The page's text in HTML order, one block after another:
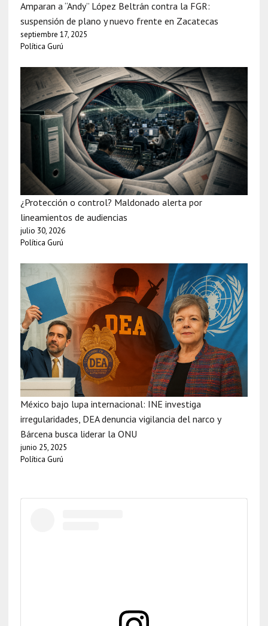
Amparan a “Andy” López Beltrán contra la FGR:
suspensión de plano y nuevo frente en Zacatecas
septiembre 17, 2025
Política Gurú
¿Protección o control? Maldonado alerta por
lineamientos de audiencias
julio 30, 2026
Política Gurú
México bajo lupa internacional: INE investiga
irregularidades, DEA denuncia vigilancia del narco y
Bárcena busca liderar la ONU
junio 25, 2025
Política Gurú